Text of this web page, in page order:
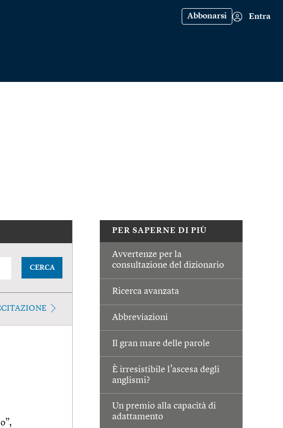
Abbonarsi Entra
PER SAPERNE DI PIÙ
Avvertenze per la
consultazione del dizionario
Ricerca avanzata
Abbreviazioni
Il gran mare delle parole
È irresistibile l’ascesa degli
anglismi?
Un premio alla capacità di
adattamento
CERCA